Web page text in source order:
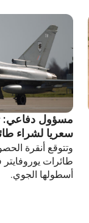
مسؤول دفاعي:
سعريا لشراء
وتتوقع أنقرة
طائرات
أسطولها الجوي.